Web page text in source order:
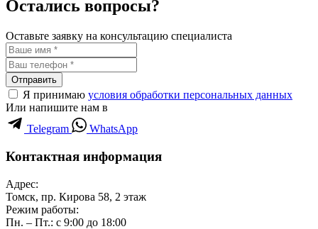
Остались вопросы?
Оставьте заявку на консультацию специалиста
Отправить
Я принимаю условия обработки персональных данных
Или напишите нам в
Telegram
WhatsApp
Контактная информация
Адрес:
Томск, пр. Кирова 58, 2 этаж
Режим работы:
Пн. – Пт.: с 9:00 до 18:00